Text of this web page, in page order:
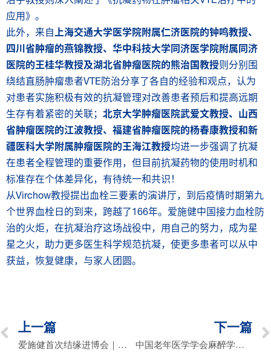
应用》。
此外，来自 上海交通大学医学院附属仁济医院的钟鸣教授、
四川省肿瘤的燕锦教授、华中科技大学同济医学院附属同济
医院的王桂华教授及湖北省肿瘤医院的熊治国教授则分别围
绕结直肠肿瘤患者VTE防治分享了各自的经验和观点，认为
对患者实施积极有效的抗凝管理对改善患者预后和提高远期
生存有着紧密的关联； 北京大学肿瘤医院武爱文教授、山西
省肿瘤医院的江波教授、福建省肿瘤医院的杨春康教授和新
疆医科大学附属肿瘤医院的王海江教授均进一步强调了抗凝
在患者全程管理的重要作用，但目前抗凝药物的使用时机和
标准存在个体差异化，有待统一和共识！
从Virchow教授提出血栓三要素的演讲厅，到后疫情时期第九
个世界血栓日的到来，跨越了166年。爱施健中国接力血栓防
治的火炬，在抗凝治疗这场战役中，用自己的努力，成为星
星之火，助力更多医生科学规范抗凝，使更多患者可以从中
获益，恢复健康，与家人团圆。
上一篇
爱施健首次结缘进博会｜爱施健中国首席执行官专访
下一篇
中国老年医学学会麻醉学分会2022年学术年会暨天津市医学会2022年麻醉学术年会圆满落幕！